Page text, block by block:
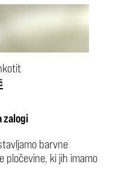
zalogi
barvne
pločevine, ki jih imamo